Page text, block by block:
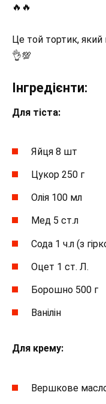
🔥🔥
Це той тортик,
👌💯
Інгредієнти:
Для тіста:
Яйця 8 шт
Цукор 250 г
Олія 100 мл
Мед 5 ст.л
Сода 1 ч.л (з
Оцет 1 ст. Л.
Борошно 500 г
Ванілін
Для крему:
Вершкове